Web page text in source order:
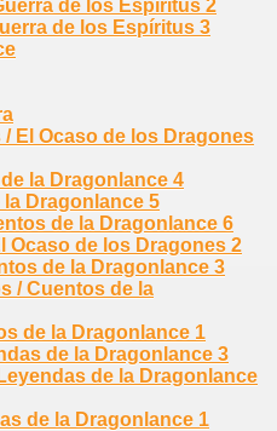
de los Espíritus 2
de los Espíritus 3
El Ocaso de los Dragones
la Dragonlance 4
Dragonlance 5
de la Dragonlance 6
Ocaso de los Dragones 2
de la Dragonlance 3
/ Cuentos de la
de la Dragonlance 1
de la Dragonlance 3
de la Dragonlance
de la Dragonlance 1